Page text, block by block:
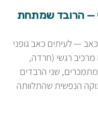
— הרובד שמתחת
— לעיתים כאב גופני
מרכיב רגשי (חרדה,
שני הרבדים
הנפשית שהתלוותה